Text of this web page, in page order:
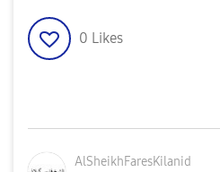
0 Likes
AlSheikhFaresKilanid